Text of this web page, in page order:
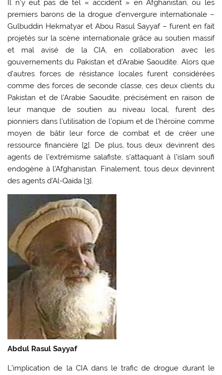
Il n’y eut pas de tel « accident » en Afghanistan, où les
premiers barons de la drogue d’envergure internationale –
Gulbuddin Hekmatyar et Abou Rasul Sayyaf – furent en fait
projetés sur la scène internationale grâce au soutien massif
et mal avisé de la CIA, en collaboration avec les
gouvernements du Pakistan et d’Arabie Saoudite. Alors que
d’autres forces de résistance locales furent considérées
comme des forces de seconde classe, ces deux clients du
Pakistan et de l’Arabie Saoudite, précisément en raison de
leur manque de soutien au niveau local, furent des
pionniers dans l’utilisation de l’opium et de l’héroïne comme
moyen de bâtir leur force de combat et de créer une
ressource financière [2]. De plus, tous deux devinrent des
agents de l’extrémisme salafiste, s’attaquant à l’islam soufi
endogène à l’Afghanistan. Finalement, tous deux devinrent
des agents d’Al-Qaïda [3].
Abdul Rasul Sayyaf
L’implication de la CIA dans le trafic de drogue durant le